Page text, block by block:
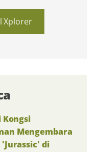
Mengembara
di
Xplorer